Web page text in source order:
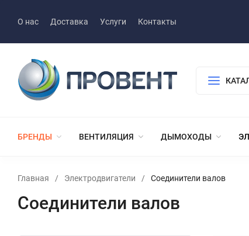
О нас Доставка Услуги Контакты
БРЕНДЫ ВЕНТИЛЯЦИЯ ДЫМОХОДЫ
Главная / Электродвигатели / Соединители валов
Соединители валов